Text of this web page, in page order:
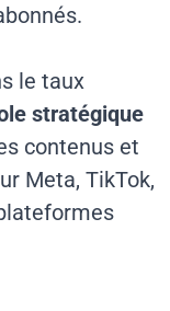
le taux
stratégique
contenus et
Meta, TikTok,